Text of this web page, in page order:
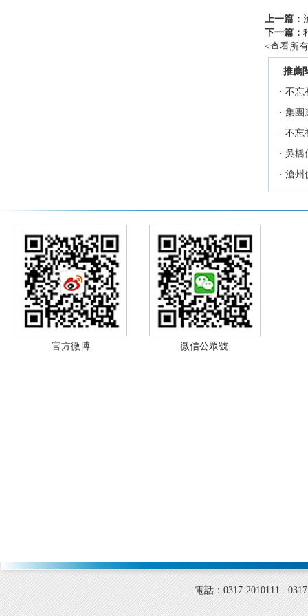
上一篇：
下一篇：
<查看所有
推薦
· 不忘
· 集團
· 不忘
· 吳橋
· 滄州
官方微博 微信公眾號
電話：0317-2010111